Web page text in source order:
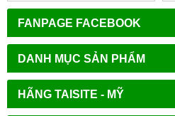
FANPAGE FACEBOOK
DANH MỤC SẢN PHẨM
HÃNG TAISITE - MỸ